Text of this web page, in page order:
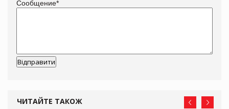
Сообщение*
ЧИТАЙТЕ ТАКОЖ